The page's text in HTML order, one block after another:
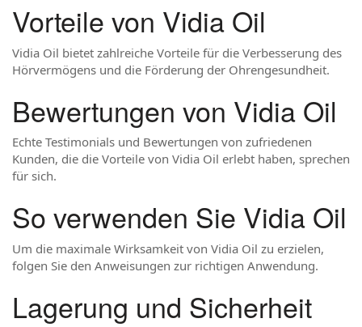
Vorteile von Vidia Oil
Vidia Oil bietet zahlreiche Vorteile für die Verbesserung des
Hörvermögens und die Förderung der Ohrengesundheit.
Bewertungen von Vidia Oil
Echte Testimonials und Bewertungen von zufriedenen
Kunden, die die Vorteile von Vidia Oil erlebt haben, sprechen
für sich.
So verwenden Sie Vidia Oil
Um die maximale Wirksamkeit von Vidia Oil zu erzielen,
folgen Sie den Anweisungen zur richtigen Anwendung.
Lagerung und Sicherheit